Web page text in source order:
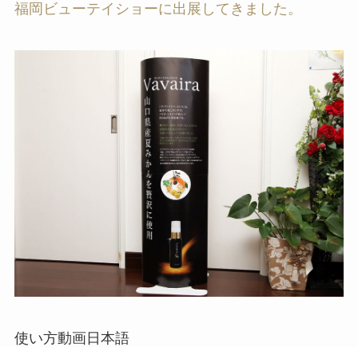
福岡ビューテイショーに出展してきました。
使い方動画日本語